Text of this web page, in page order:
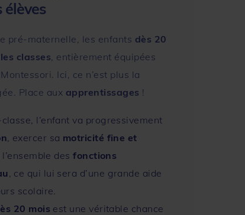
élèves
pré-maternelle, les enfants dès 20
classes , entièrement équipées
Ici, ce n’est plus la
Place aux apprentissages !
l’enfant va progressivement
, exercer sa motricité fine et
l’ensemble desfonctions
, ce qui lui sera d’une grande aide
scolaire.
20 mois est une véritable chance